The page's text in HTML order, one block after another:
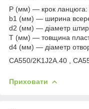
P (мм) — крок ланцюга:
b1 (мм) — ширина
d2 (мм) — діаметр
Т (мм) — товщина
d4 (мм) — діаметр
CA550/2K1J2A.40 ,
Приховати